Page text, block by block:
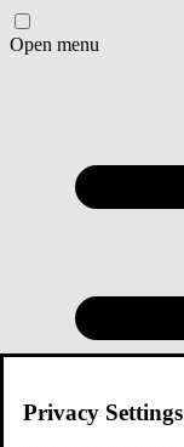
Open menu
Privacy Settings